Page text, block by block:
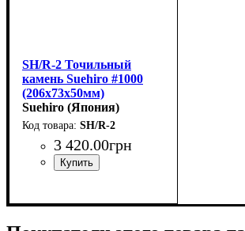
SH/R-2 Точильный
камень Suehiro #1000
(206x73x50мм)
Suehiro (Япония)
SH/R-2
3 420.00грн